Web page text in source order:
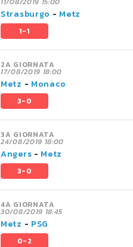
Strasburgo - Metz
1-1
2A GIORNATA
17/08/2019 18:00
Metz - Monaco
3-0
3A GIORNATA
24/08/2019 18:00
Angers - Metz
3-0
4A GIORNATA
30/08/2019 18:45
Metz - PSG
0-2